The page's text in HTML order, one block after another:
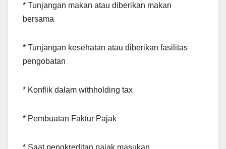
* Tunjangan makan atau diberikan makan
bersama
* Tunjangan kesehatan atau diberikan fasilitas
pengobatan
* Konflik dalam withholding tax
* Pembuatan Faktur Pajak
* Saat pengkreditan pajak masukan